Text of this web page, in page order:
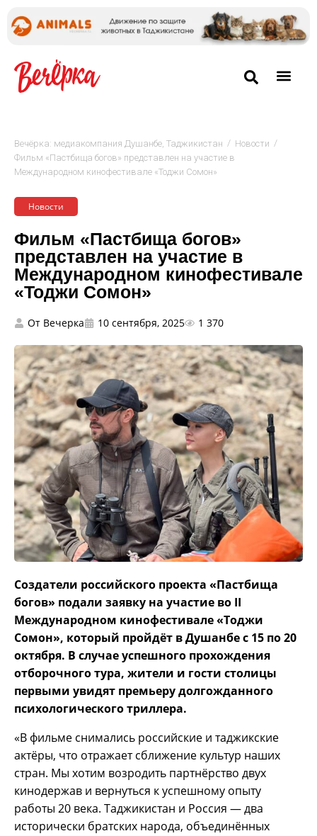
Вечёрка: медиакомпания Душанбе, Таджикистан / Новости /
Фильм «Пастбища богов» представлен на участие в
Международном кинофестивале «Тоджи Сомон»
Новости
Фильм «Пастбища богов»
представлен на участие в
Международном кинофестивале
«Тоджи Сомон»
От Вечерка 10 сентября, 2025 1 370
Создатели российского проекта «Пастбища
богов» подали заявку на участие во II
Международном кинофестивале «Тоджи
Сомон», который пройдёт в Душанбе с 15 по 20
октября. В случае успешного прохождения
отборочного тура, жители и гости столицы
первыми увидят премьеру долгожданного
психологического триллера.
«В фильме снимались российские и таджикские
актёры, что отражает сближение культур наших
стран. Мы хотим возродить партнёрство двух
кинодержав и вернуться к успешному опыту
работы 20 века. Таджикистан и Россия — два
исторически братских народа, объединённых